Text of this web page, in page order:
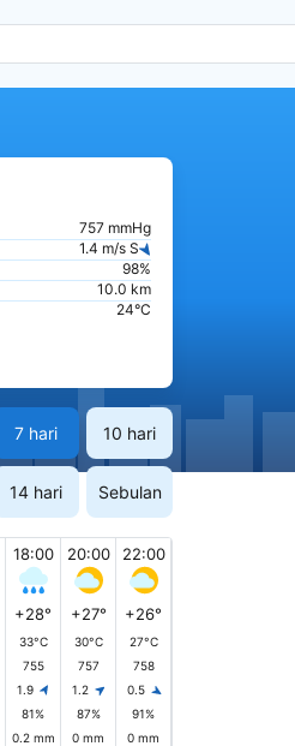
757 mmHg
1.4 m/s S
98%
10.0 km
24°C
7 hari 10 hari
14 hari Sebulan
18:00 20:00 22:00
+28° +27° +26°
33°C 30°C
27°C
755 757
758
1.9 1.2
0.5
81% 87%
91%
0.2 mm 0 mm
0 mm